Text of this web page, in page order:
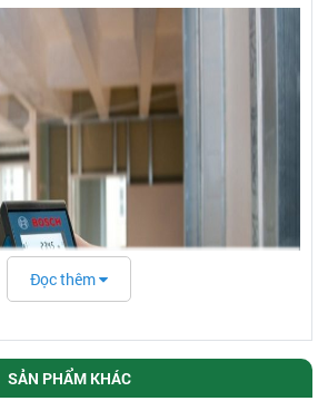
Đọc thêm
SẢN PHẨM KHÁC